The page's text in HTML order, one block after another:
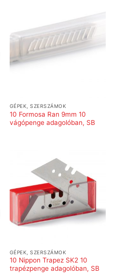
GÉPEK, SZERSZÁMOK
10 Formosa Ran 9mm 10
vágópenge adagolóban, SB
GÉPEK, SZERSZÁMOK
10 Nippon Trapez SK2 10
trapézpenge adagolóban, SB